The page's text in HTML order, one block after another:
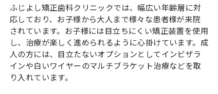
ふじよし矯正歯科クリニックでは、幅広い年齢層に対
応しており、お子様から大人まで様々な患者様が来院
されています。お子様には目立ちにくい矯正装置を使用
し、治療が楽しく進められるように心掛けています。成
人の方には、目立たないオプションとしてインビザラ
インや白いワイヤーのマルチブラケット治療などを取
り入れています。